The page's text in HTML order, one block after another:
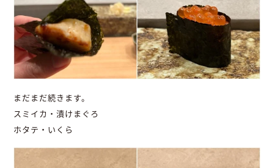
まだまだ続きます。
スミイカ・漬けまぐろ
ホタテ・いくら